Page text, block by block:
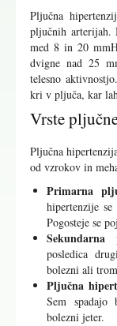
Pljučna
pljučnih arterijah.
med 8 in 20
dvigne nad 25
telesno
kri v pljuča, kar
Vrste
Pljučna
od vzrokov in
Primarna
hipertenzije
Pogosteje se
Sekundarna
posledica
bolezni ali
Pljučna
Sem
bolezni jeter.